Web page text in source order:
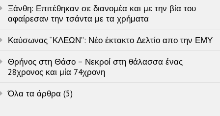
Ξάνθη: Επιτέθηκαν σε διανομέα και με την βία του
αφαίρεσαν την τσάντα με τα χρήματα
Καύσωνας “ΚΛΕΩΝ”: Νέο έκτακτο Δελτίο απο την ΕΜΥ
Θρήνος στη Θάσο – Νεκροί στη θάλασσα ένας
28χρονος και μία 74χρονη
Όλα τα άρθρα (5)